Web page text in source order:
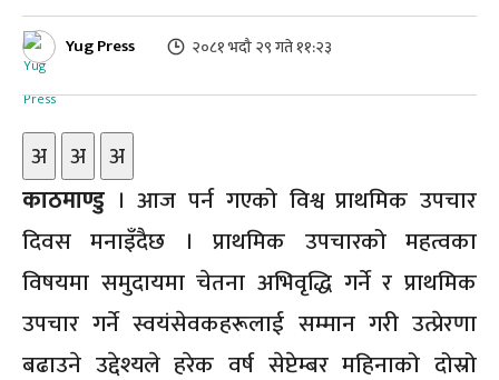
Yug Press २०८१ भदौ २९ गते ११:२३
अ अ अ
काठमाण्डु । आज पर्न गएको विश्व प्राथमिक उपचार
दिवस मनाइँदैछ । प्राथमिक उपचारको महत्वका
विषयमा समुदायमा चेतना अभिवृद्धि गर्ने र प्राथमिक
उपचार गर्ने स्वयंसेवकहरूलाई सम्मान गरी उत्प्रेरणा
बढाउने उद्देश्यले हरेक वर्ष सेप्टेम्बर महिनाको दोस्रो